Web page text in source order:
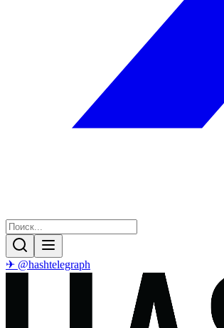
✈ @hashtelegraph